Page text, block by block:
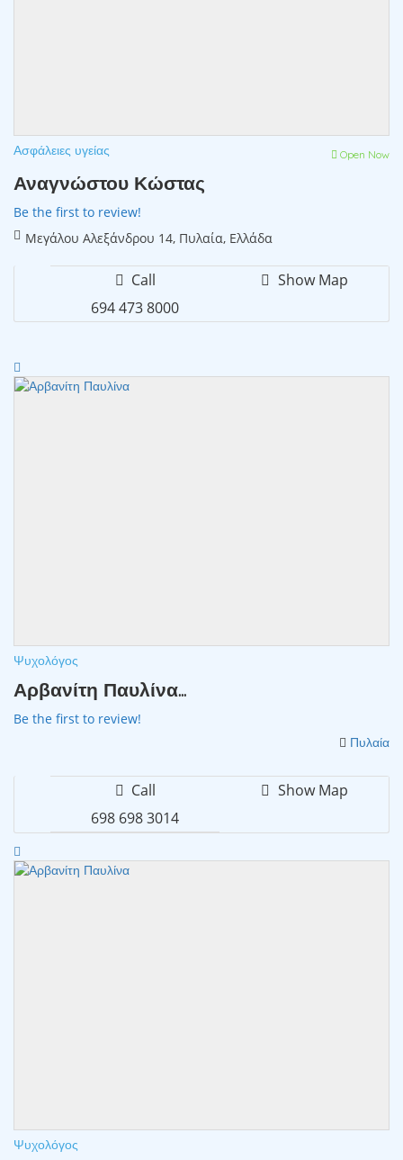
Ασφάλειες υγείας Open Now
Αναγνώστου Κώστας
Be the first to review!
Μεγάλου Αλεξάνδρου 14, Πυλαία, Ελλάδα
Call
694 473 8000
Show Map
Ψυχολόγος
Αρβανίτη Παυλίνα...
Be the first to review!
Πυλαία
Call
698 698 3014
Show Map
Ψυχολόγος